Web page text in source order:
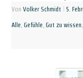
Von Volker Schmidt 5.
Alle Gefühle Gut zu wissen